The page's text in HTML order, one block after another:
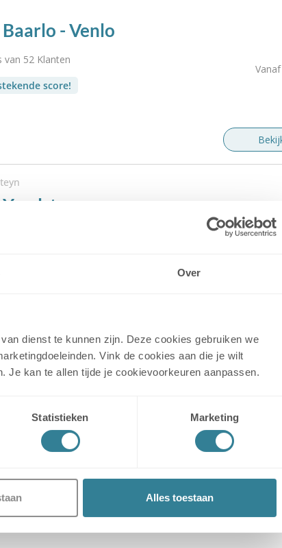
Over
dienst te kunnen zijn. Deze cookies gebruiken we
Vink de cookies aan die je wilt
Je kan te allen tijde je cookievoorkeuren aanpassen.
Statistieken Marketing
Alles toestaan
- Venlo
van 52 Klanten
score!
Vanaf
service tijden